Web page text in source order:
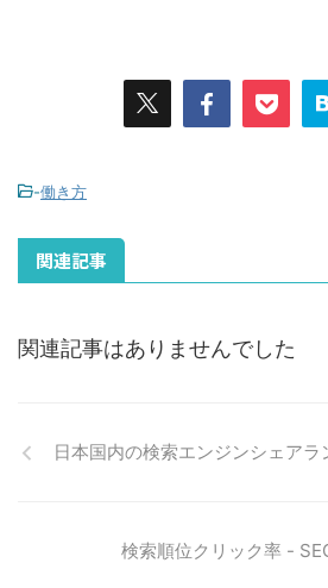
-働き方
関連記事
関連記事はありませんでした
日本国内の検索エンジンシェアラ
検索順位クリック率 -